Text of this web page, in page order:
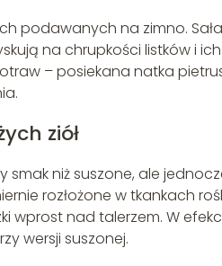
podawanych na zimno.
na chrupkości listków i
– posiekana natka
ziół
smak niż suszone, ale
rozłożone w tkankach
wprost nad talerzem. W
wersji suszonej.